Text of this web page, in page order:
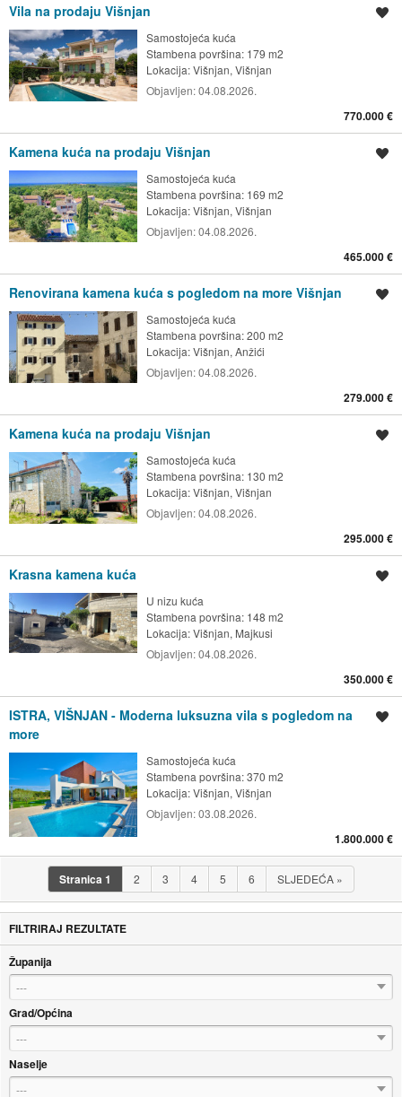
Vila na prodaju Višnjan
Samostojeća kuća
Stambena površina: 179 m2
Lokacija:Višnjan, Višnjan
Objavljen:04.08.2026.
770.000 €
Kamena kuća na prodaju Višnjan
Samostojeća kuća
Stambena površina: 169 m2
Lokacija:Višnjan, Višnjan
Objavljen:04.08.2026.
465.000 €
Renovirana kamena kuća s pogledom na more Višnjan
Samostojeća kuća
Stambena površina: 200 m2
Lokacija:Višnjan, Anžići
Objavljen:04.08.2026.
279.000 €
Kamena kuća na prodaju Višnjan
Samostojeća kuća
Stambena površina: 130 m2
Lokacija:Višnjan, Višnjan
Objavljen:04.08.2026.
295.000 €
Krasna kamena kuća
U nizu kuća
Stambena površina: 148 m2
Lokacija:Višnjan, Majkusi
Objavljen:04.08.2026.
350.000 €
ISTRA, VIŠNJAN - Moderna luksuzna vila s pogledom na
more
Samostojeća kuća
Stambena površina: 370 m2
Lokacija:Višnjan, Višnjan
Objavljen:03.08.2026.
1.800.000 €
Stranica 1 2 3 4 5 6 SLJEDEĆA »
FILTRIRAJ REZULTATE
Županija
---
Grad/Općina
---
Naselje
---